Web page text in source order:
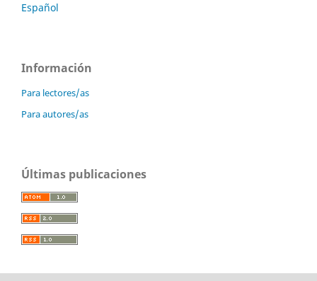
Español
Información
Para lectores/as
Para autores/as
Últimas publicaciones